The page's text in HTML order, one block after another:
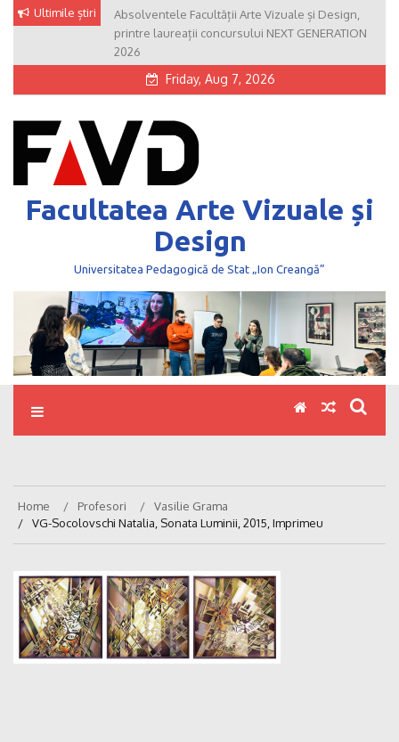
Skip
Ultimile știri
Absolventele Facultății Arte Vizuale și Design,
printre laureații concursului NEXT GENERATION
2026
Friday, Aug 7, 2026
Facultatea Arte Vizuale și
Design
Universitatea Pedagogică de Stat „Ion Creangă”
Home Profesori
Vasilie Grama
VG-Socolovschi Natalia, Sonata Luminii, 2015, Imprimeu